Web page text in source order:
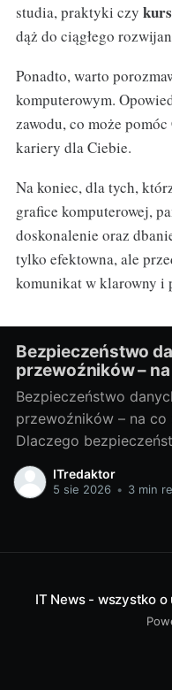
studia, praktyki czy
dąż do ciągłego
Ponadto, warto
komputerowym.
zawodu, co może
kariery dla Ciebie.
Na koniec, dla tych,
grafice komputerowej,
doskonalenie oraz
tylko efektowna, ale
komunikat w klarowny i
Bezpieczeństwo
przewoźników –
Bezpieczeństwo
przewoźników – na co
Dlaczego
transporcie?Jakie
dane klientów i
prędkość, zużycie
ITredaktor
5 sie 2026 • 3 min
IT News - wszystko o